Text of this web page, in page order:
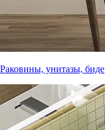
Раковины, унитазы, биде